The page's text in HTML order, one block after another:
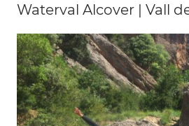
Waterval Alcover | Vall